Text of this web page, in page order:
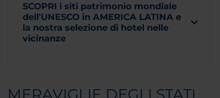
SCOPRI i siti patrimonio mondiale
dell'UNESCO in AMERICA LATINA e
la nostra selezione di hotel nelle
vicinanze
MERAVIGLIE DEGLI STATI